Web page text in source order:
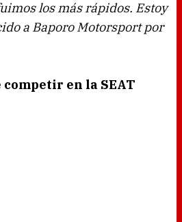
los más rápidos. Estoy
a Baporo Motorsport por
en la SEAT